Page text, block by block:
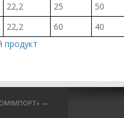
22,2 25
50
22,2 60
40
—